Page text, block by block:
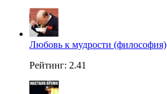
Любовь к мудрости (философия)
Рейтинг: 2.41